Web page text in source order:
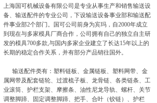
上海国可机械设备有限公司是专业从事生产和销售输送设
备、输送配件的专业公司，下设输送设备事业部和输送配
件事业部2个部门。国可公司前身为宾玛，自2000年成立
到现在与多家模具厂商合作，公司拥有自己的独立自主研
发的模具700多款,与国内多家企业建立了长达15年以上的
长期的稳定合作关系，并有部分产品销往国外。
输送配件类有：塑料链板、金属链板、塑料网带、金
属网带及配套链轮、过渡梳子板、龙骨链、各类链条、工
业滚筒、护栏支架、摩擦条、油性尼龙导轨、螺杆、关节
调整脚蹄、固定调整脚蹄、把手、合叶（铰链）、护栏